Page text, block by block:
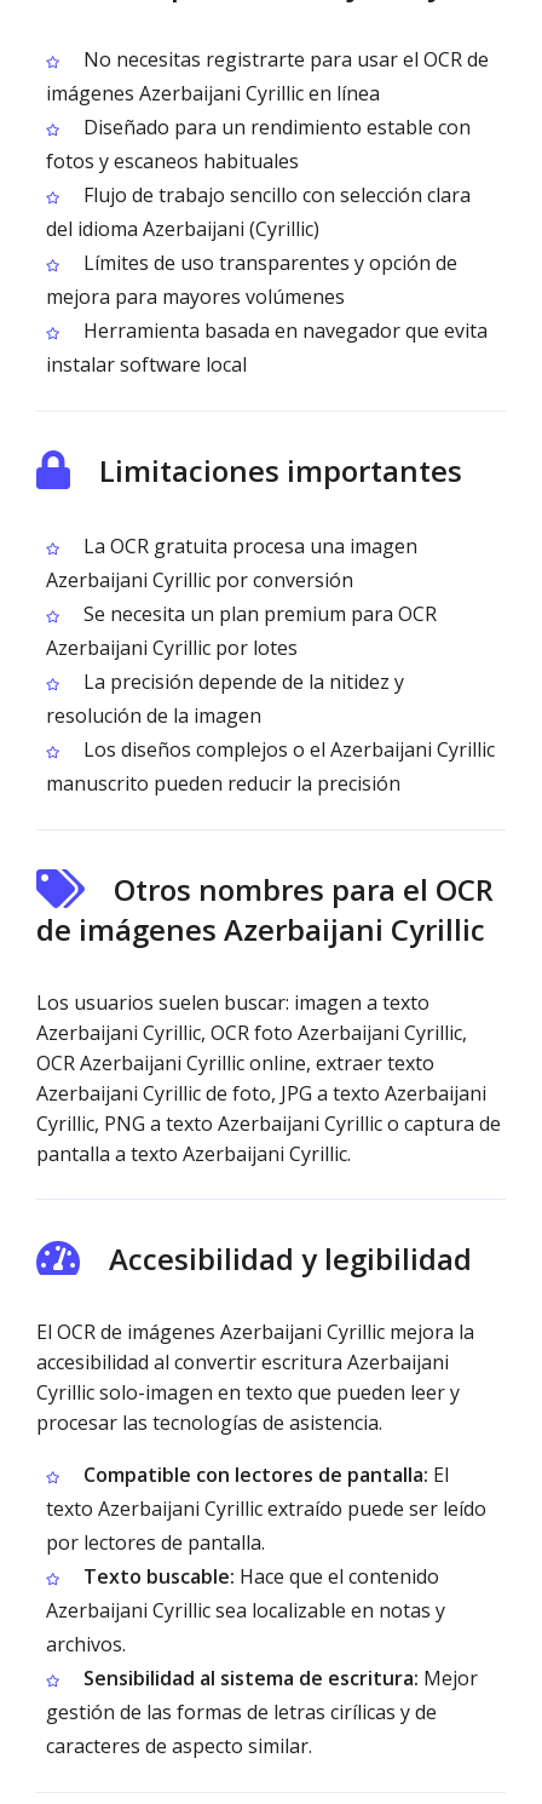
No necesitas registrarte para usar el OCR de
imágenes Azerbaijani Cyrillic en línea
Diseñado para un rendimiento estable con
fotos y escaneos habituales
Flujo de trabajo sencillo con selección clara
del idioma Azerbaijani (Cyrillic)
Límites de uso transparentes y opción de
mejora para mayores volúmenes
Herramienta basada en navegador que evita
instalar software local
Limitaciones importantes
La OCR gratuita procesa una imagen
Azerbaijani Cyrillic por conversión
Se necesita un plan premium para OCR
Azerbaijani Cyrillic por lotes
La precisión depende de la nitidez y
resolución de la imagen
Los diseños complejos o el Azerbaijani Cyrillic
manuscrito pueden reducir la precisión
Otros nombres para el OCR
de imágenes Azerbaijani Cyrillic
Los usuarios suelen buscar: imagen a texto
Azerbaijani Cyrillic, OCR foto Azerbaijani Cyrillic,
OCR Azerbaijani Cyrillic online, extraer texto
Azerbaijani Cyrillic de foto, JPG a texto Azerbaijani
Cyrillic, PNG a texto Azerbaijani Cyrillic o captura de
pantalla a texto Azerbaijani Cyrillic.
Accesibilidad y legibilidad
El OCR de imágenes Azerbaijani Cyrillic mejora la
accesibilidad al convertir escritura Azerbaijani
Cyrillic solo-imagen en texto que pueden leer y
procesar las tecnologías de asistencia.
Compatible con lectores de pantalla: El
texto Azerbaijani Cyrillic extraído puede ser leído
por lectores de pantalla.
Texto buscable: Hace que el contenido
Azerbaijani Cyrillic sea localizable en notas y
archivos.
Sensibilidad al sistema de escritura: Mejor
gestión de las formas de letras cirílicas y de
caracteres de aspecto similar.